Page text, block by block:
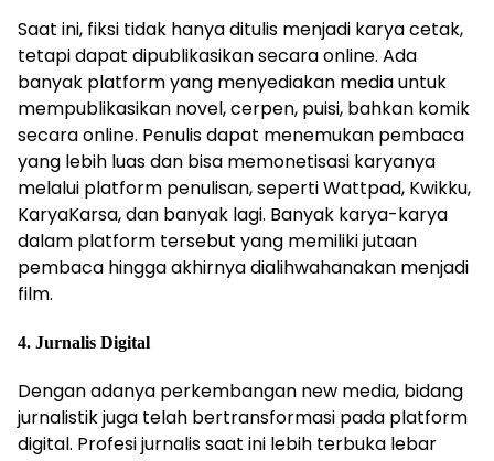
Saat ini, fiksi tidak hanya ditulis menjadi karya cetak,
tetapi dapat dipublikasikan secara online. Ada
banyak platform yang menyediakan media untuk
mempublikasikan novel, cerpen, puisi, bahkan komik
secara online. Penulis dapat menemukan pembaca
yang lebih luas dan bisa memonetisasi karyanya
melalui platform penulisan, seperti Wattpad, Kwikku,
KaryaKarsa, dan banyak lagi. Banyak karya-karya
dalam platform tersebut yang memiliki jutaan
pembaca hingga akhirnya dialihwahanakan menjadi
film.
4. Jurnalis Digital
Dengan adanya perkembangan new media, bidang
jurnalistik juga telah bertransformasi pada platform
digital. Profesi jurnalis saat ini lebih terbuka lebar